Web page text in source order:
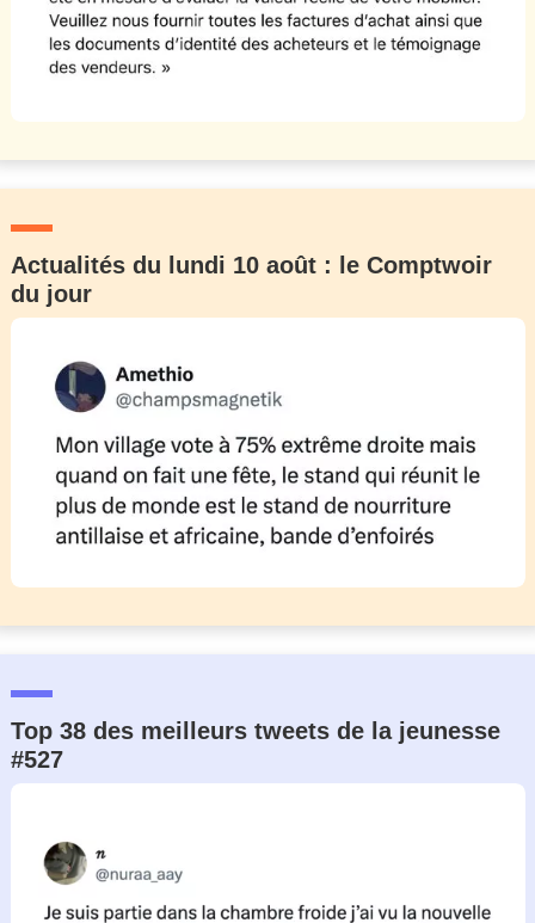
Actualités du lundi 10 août : le Comptwoir
du jour
Top 38 des meilleurs tweets de la jeunesse
#527